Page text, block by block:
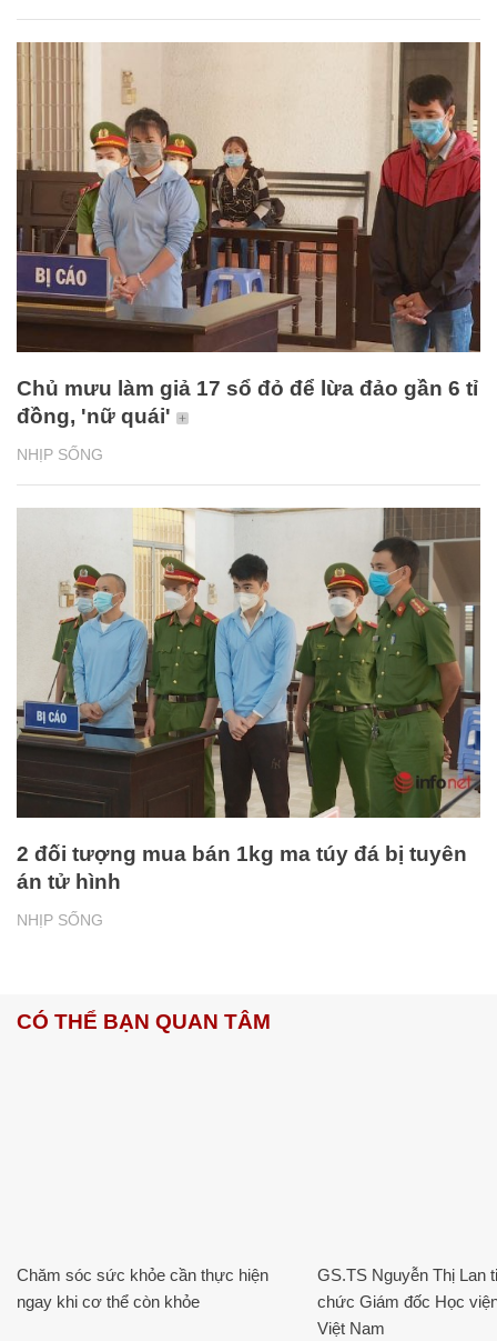
NHỊP SỐNG
Chủ mưu làm giả 17 sổ đỏ để lừa đảo gần 6 tỉ
đồng, 'nữ quái'
NHỊP SỐNG
2 đối tượng mua bán 1kg ma túy đá bị tuyên
án tử hình
CÓ THỂ BẠN QUAN TÂM
Chăm sóc sức khỏe cần thực hiện
ngay khi cơ thể còn khỏe
GS.TS Nguyễn Thị Lan
chức Giám đốc Học
Việt Nam